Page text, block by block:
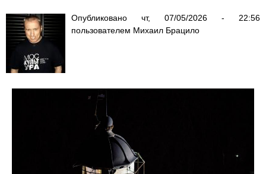
Опубликовано чт, 07/05/2026 - 22:56
пользователем Михаил Брацило